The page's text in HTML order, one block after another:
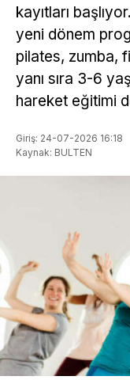
kayıtları
yeni dönem
pilates, zumba,
yanı sıra 3-6
hareket eğitimi
Giriş: 24-07-2026 16:18
Kaynak: BULTEN